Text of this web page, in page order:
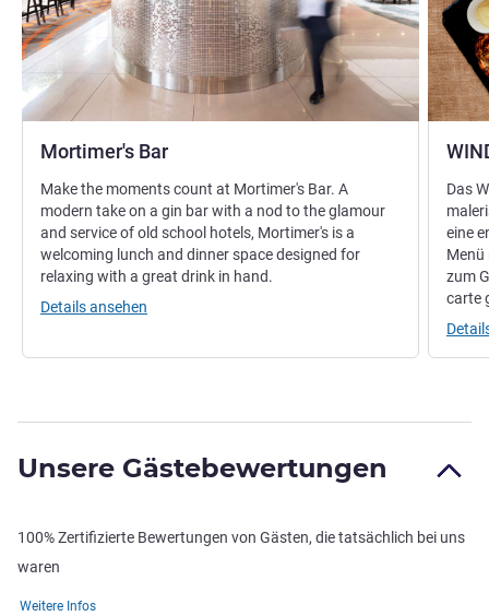
Mortimer's Bar
Make the moments count at Mortimer's Bar. A
modern take on a gin bar with a nod to the glamour
and service of old school hotels, Mortimer's is a
welcoming lunch and dinner space designed for
relaxing with a great drink in hand.
Details ansehen
Das
eine
Menü
zum
carte
Unsere Gästebewertungen
100% Zertifizierte Bewertungen von Gästen, die tatsächlich bei uns
waren
Weitere Infos